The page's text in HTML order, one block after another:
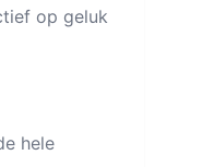
op geluk
hele